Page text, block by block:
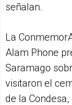
señalan.
La
Alam Phone
Saramago
visitaron el
de la